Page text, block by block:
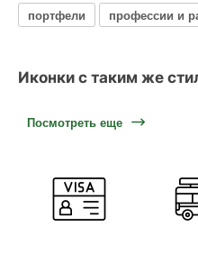
портфели
профессии и
Иконки с таким же
Посмотреть еще